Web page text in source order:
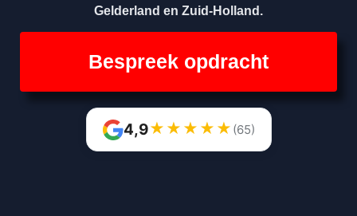
Gelderland en Zuid-Holland.
Bespreek opdracht
4,9★ ★ ★ ★ ★ (65)